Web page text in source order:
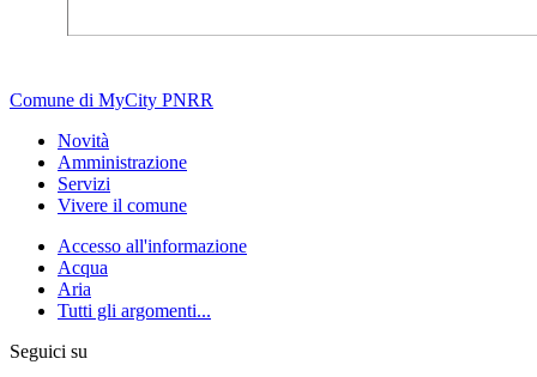
Comune di MyCity PNRR
Novità
Amministrazione
Servizi
Vivere il comune
Accesso all'informazione
Acqua
Aria
Tutti gli argomenti...
Seguici su